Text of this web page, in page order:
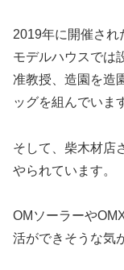
2019年に開催され
モデルハウスでは
准教授、造園を造
ッグを組んでいま
そして、柴木材店
やられています。
OMソーラーや
活ができそうな気